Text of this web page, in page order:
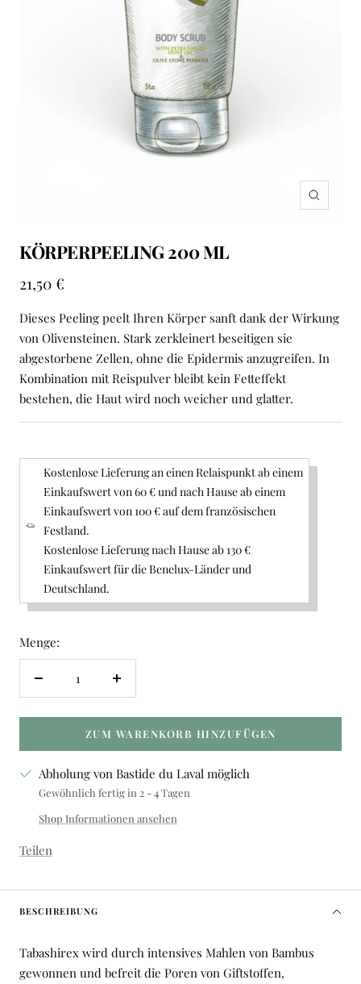
Zoom
KÖRPERPEELING 200 ML
Angebotspreis
21,50 €
Dieses Peeling peelt Ihren Körper sanft dank der Wirkung
von Olivensteinen. Stark zerkleinert beseitigen sie
abgestorbene Zellen, ohne die Epidermis anzugreifen. In
Kombination mit Reispulver bleibt kein Fetteffekt
bestehen, die Haut wird noch weicher und glatter.
Kostenlose Lieferung an einen Relaispunkt ab einem
Einkaufswert von 60 € und nach Hause ab einem
Einkaufswert von 100 € auf dem französischen
Festland.
Kostenlose Lieferung nach Hause ab 130 €
Einkaufswert für die Benelux-Länder und
Deutschland.
Menge:
Menge
ZUM WARENKORB HINZUFÜGEN
Abholung von Bastide du Laval möglich
Gewöhnlich fertig in 2 - 4 Tagen
Shop Informationen ansehen
Teilen
BESCHREIBUNG
Tabashirex wird durch intensives Mahlen von Bambus
gewonnen und befreit die Poren von Giftstoffen,